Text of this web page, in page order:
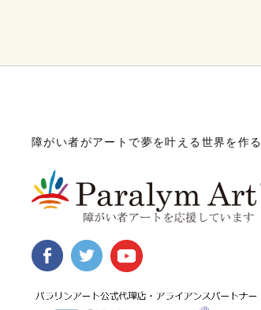
障がい者がアートで夢を叶える世界を作る